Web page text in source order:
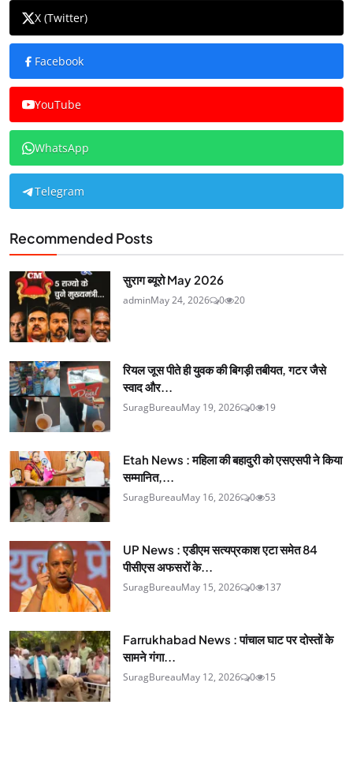
X (Twitter)
Facebook
YouTube
WhatsApp
Telegram
Recommended Posts
सुराग ब्यूरो May 2026
adminMay 24, 2026 0 20
रियल जूस पीते ही युवक की बिगड़ी तबीयत, गटर जैसे
स्वाद और...
SuragBureauMay 19, 2026 0 19
Etah News : महिला की बहादुरी को एसएसपी ने किया
सम्मानित,...
SuragBureauMay 16, 2026 0 53
UP News : एडीएम सत्यप्रकाश एटा समेत 84
पीसीएस अफसरों के...
SuragBureauMay 15, 2026 0 137
Farrukhabad News : पांचाल घाट पर दोस्तों के
सामने गंगा...
SuragBureauMay 12, 2026 0 15